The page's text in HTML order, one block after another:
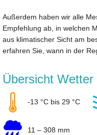
Außerdem haben wir alle
Empfehlung ab, in welchen
aus klimatischer Sicht am
erfahren Sie, wann in der
Übersicht Wetter
-13 °C bis 29 °C
11 – 308 mm